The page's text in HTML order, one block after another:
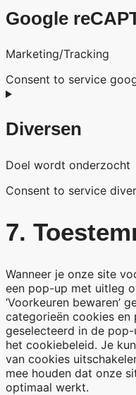
Google
Marketing/Tracking
Consent to service
Diversen
Doel wordt onderzocht
Consent to service
7.
Wanneer je onze site
een pop-up met uitleg
‘Voorkeuren bewaren’
categorieën cookies en
geselecteerd in de
het cookiebeleid. Je
van cookies
mee houden dat onze
optimaal werkt.